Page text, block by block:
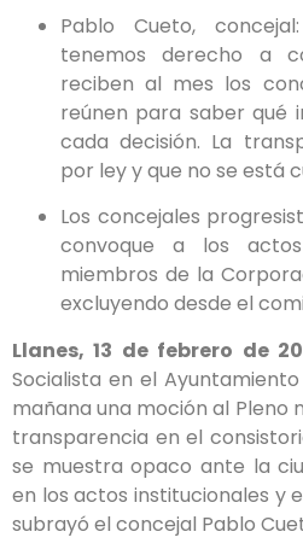
Pablo Cueto,
tenemos derecho a
reciben al mes los
reúnen para saber qué
cada decisión. La
por ley y que no se está
Los concejales
convoque a los
miembros de la
excluyendo desde el
Llanes, 13 de febrero de
Socialista en el
mañana una moción al Pleno
transparencia en el
se muestra opaco ante la
en los actos institucionales y
subrayó el concejal Pablo